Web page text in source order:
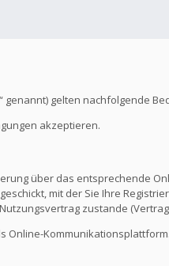
genannt) gelten nachfolgende
akzeptieren.
über das entsprechende
mit der Sie Ihre
zustande